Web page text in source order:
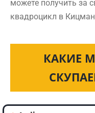
можете получить за
квадроцикл в
КАКИЕ